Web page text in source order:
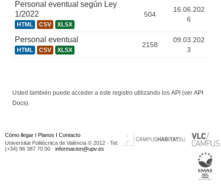
Personal eventual según Ley
1/2022
HTML CSV XLSX
504
16.06.202
6
Personal eventual
HTML CSV XLSX
2158
09.03.202
3
Usted también puede acceder a este registro utilizando los API (ver API
Docs).
Cómo llegar I Planos I Contacto
Universitat Politècnica de València © 2012 · Tel.
(+34) 96 387 70 00 · informacion@upv.es